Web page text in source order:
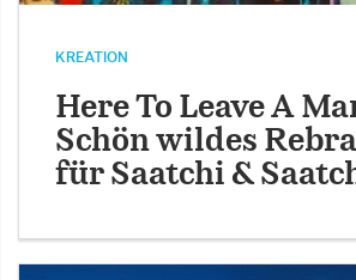
KREATION
Here To Leave A
Schön wildes
für Saatchi &